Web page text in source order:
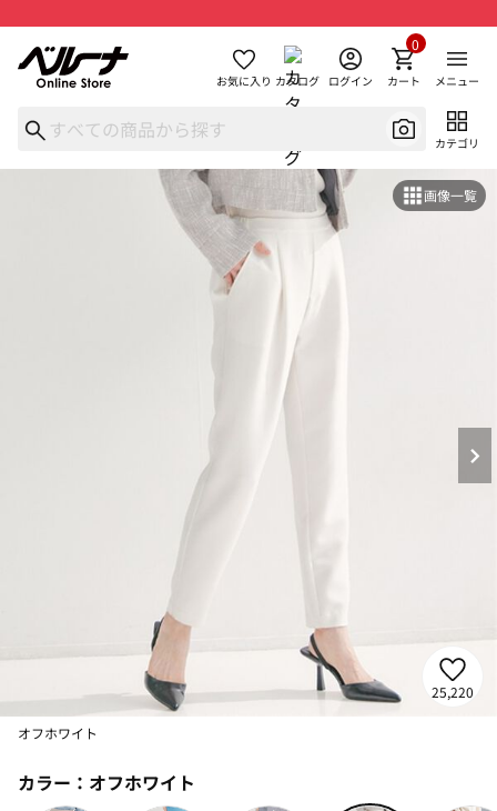
お気に入り カタログ ログイン カート
0
メニュー
カテゴリ
画像一覧
25,220
オフホワイト
カラー： オフホワイト